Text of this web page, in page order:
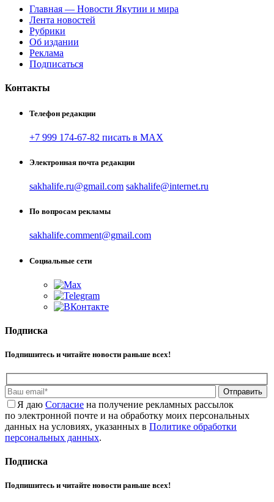
Главная — Новости Якутии и мира
Лента новостей
Рубрики
Об издании
Реклама
Подписаться
Контакты
Телефон редакции
+7 999 174-67-82 писать в MAX
Электронная почта редакции
sakhalife.ru@gmail.com sakhalife@internet.ru
По вопросам рекламы
sakhalife.comment@gmail.com
Социальные сети
Подписка
Подпишитесь и читайте новости раньше всех!
Отправить
Я даю Cогласие на получение рекламных рассылок
по электронной почте и на обработку моих персональных
данных на условиях, указанных в Политике обработки
персональных данных.
Подписка
Подпишитесь и читайте новости раньше всех!